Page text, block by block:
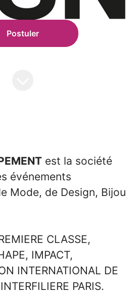
Postuler
est la société
événements
Mode, de Design, Bijou
CLASSE,
IMPACT,
INTERNATIONAL DE
PARIS.